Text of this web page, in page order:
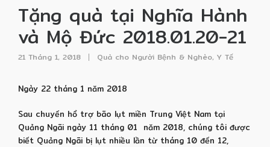
Tặng quà tại Nghĩa Hành
và Mộ Đức 2018.01.20-21
21 Tháng 1, 2018 Quà cho Người Bệnh & Nghèo, Y Tế
Ngày 22 tháng 1 năm 2018
Sau chuyến hổ trợ bão lụt miền Trung Việt Nam tại
Quảng Ngãi ngày 11 tháng 01 năm 2018, chúng tôi được
biết Quảng Ngãi bị lụt nhiều lần từ tháng 10 đến 12,